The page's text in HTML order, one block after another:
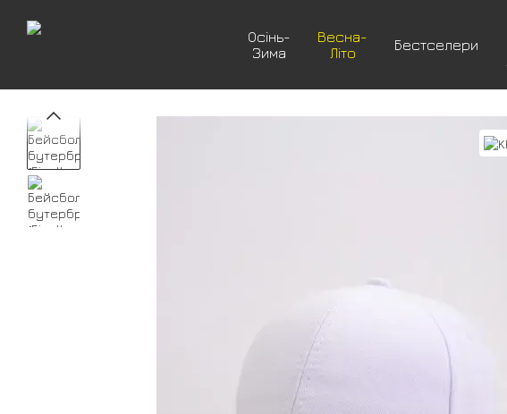
Осінь-
Зима
Весна-
Літо
Бестселери